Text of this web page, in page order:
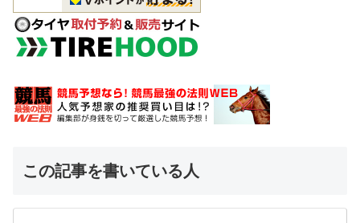
この記事を書いている人